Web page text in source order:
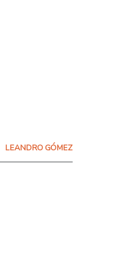
LEANDRO GÓMEZ